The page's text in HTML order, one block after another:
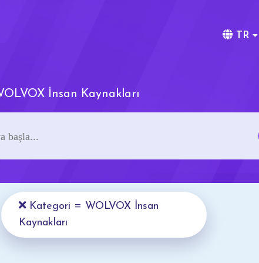
TR
İnsan Kaynakları
Kategori = WOLVOX İnsan
Kaynakları